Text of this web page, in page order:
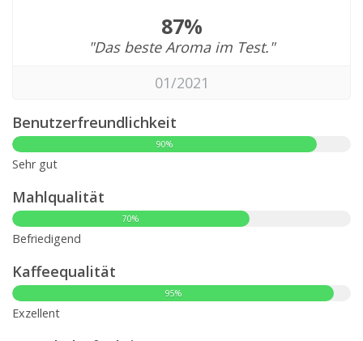
87%
"Das beste Aroma im Test."
01/2021
Benutzerfreundlichkeit
90%
Sehr gut
Mahlqualität
70%
Befriedigend
Kaffeequalität
95%
Exzellent